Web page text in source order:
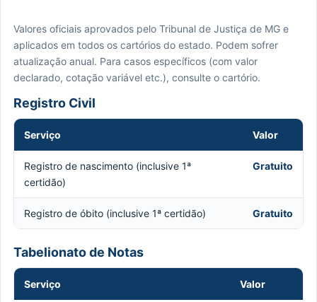
Valores oficiais aprovados pelo Tribunal de Justiça de MG e
aplicados em todos os cartórios do estado. Podem sofrer
atualização anual. Para casos específicos (com valor
declarado, cotação variável etc.), consulte o cartório.
Registro Civil
Serviço Valor
Registro de nascimento (inclusive 1ª
certidão)
Gratuito
Registro de óbito (inclusive 1ª certidão) Gratuito
Tabelionato de Notas
Serviço Valor